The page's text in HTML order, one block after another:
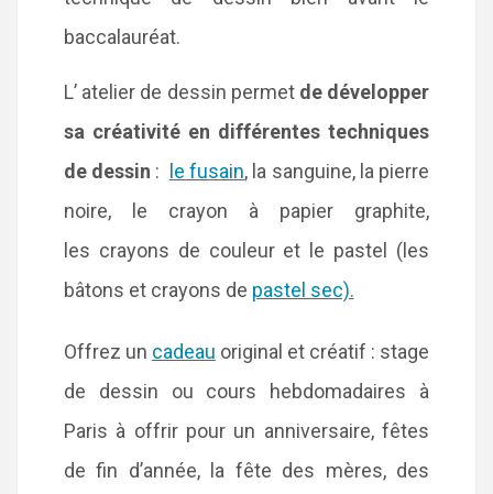
baccalauréat.
L’ atelier de dessin permet de développer
sa créativité en différentes techniques
de dessin : le fusain, la sanguine, la pierre
noire, le crayon à papier graphite,
les crayons de couleur et le pastel (les
bâtons et crayons de pastel sec).
Offrez un cadeau original et créatif : stage
de dessin ou cours hebdomadaires à
Paris à offrir pour un anniversaire, fêtes
de fin d’année, la fête des mères, des